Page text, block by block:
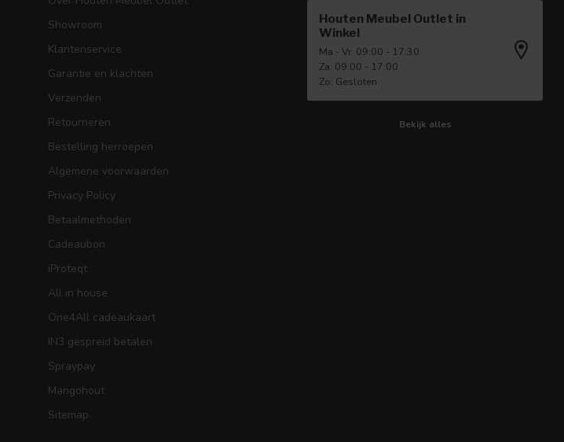
Showroom
Klantenservice
Garantie en klachten
Verzenden
Retourneren
Bestelling herroepen
Algemene voorwaarden
Privacy Policy
Betaalmethoden
Cadeaubon
iProteqt
All in house
One4All cadeaukaart
IN3 gespreid betalen
Spraypay
Mangohout
Sitemap
Houten Meubel Outlet in
Winkel
Ma - Vr: 09:00 - 17:30
Za: 09:00 - 17:00
Zo: Gesloten
Bekijk alles